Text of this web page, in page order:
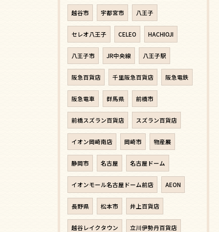
越谷市 宇都宮市 八王子
セレオ八王子 CELEO HACHIOJI
八王子市 JR中央線 八王子駅
阪急百貨店 千里阪急百貨店 阪急電鉄
阪急電車 群馬県 前橋市
前橋スズラン百貨店 スズラン百貨店
イオン岡崎南店 岡崎市 物産展
静岡市 名古屋 名古屋ドーム
イオンモール名古屋ドーム前店 AEON
長野県 松本市 井上百貨店
越谷レイクタウン 立川伊勢丹百貨店